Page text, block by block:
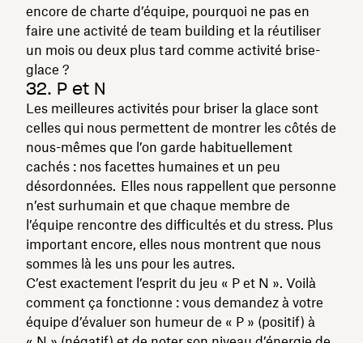
encore de charte d’équipe, pourquoi ne pas en
faire une activité de team building et la réutiliser
un mois ou deux plus tard comme activité brise-
glace ?
32. P et N
Les meilleures activités pour briser la glace sont
celles qui nous permettent de montrer les côtés de
nous-mêmes que l’on garde habituellement
cachés : nos facettes humaines et un peu
désordonnées. Elles nous rappellent que personne
n’est surhumain et que chaque membre de
l’équipe rencontre des difficultés et du stress. Plus
important encore, elles nous montrent que nous
sommes là les uns pour les autres.
C’est exactement l’esprit du jeu « P et N ». Voilà
comment ça fonctionne : vous demandez à votre
équipe d’évaluer son humeur de « P » (positif) à